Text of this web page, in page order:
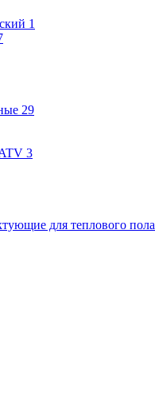
1
29
3
для теплового пола